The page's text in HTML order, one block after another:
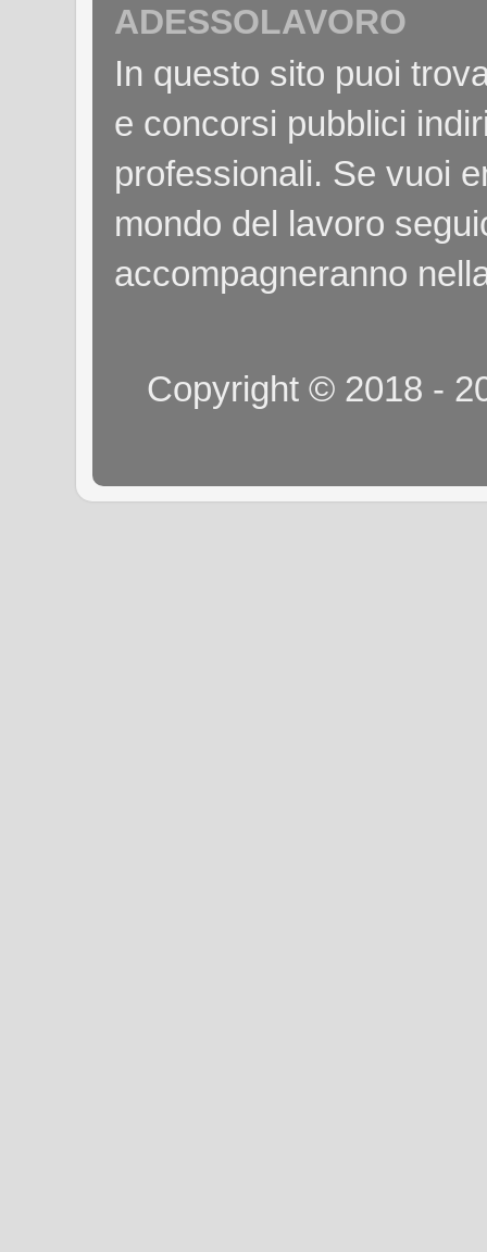
ADESSOLAVORO
In questo sito puoi
e concorsi pubblici
professionali. Se vuoi
mondo del lavoro
accompagneranno
Copyright © 2018 -